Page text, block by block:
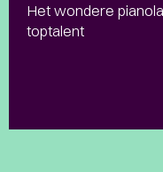
Het wondere
toptalent